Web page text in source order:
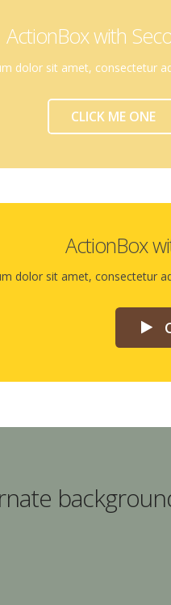
ActionBox with
dolor sit amet, consectetur
CLICK ME ONE
ActionBox
dolor sit amet, consectetur